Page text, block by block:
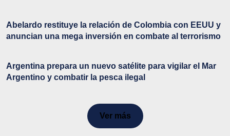
Abelardo restituye la relación de Colombia con EEUU y
anuncian una mega inversión en combate al terrorismo
Argentina prepara un nuevo satélite para vigilar el Mar
Argentino y combatir la pesca ilegal
Ver más